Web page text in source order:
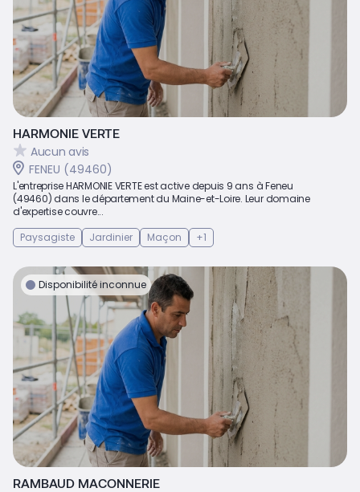
HARMONIE VERTE
Aucun avis
FENEU (49460)
L'entreprise HARMONIE VERTE est active depuis 9 ans à Feneu
(49460) dans le département du Maine-et-Loire. Leur domaine
d'expertise couvre...
Paysagiste
Jardinier Maçon +1
Disponibilité inconnue
RAMBAUD MACONNERIE